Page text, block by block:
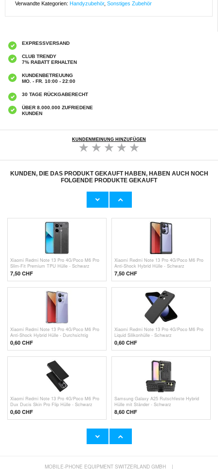
Verwandte Kategorien: Handyzubehör, Sonstiges Zubehör
EXPRESSVERSAND
CLUB TRENDY
7% RABATT ERHALTEN
KUNDENBETREUUNG
MO. - FR. 10:00 - 22:00
30 TAGE RÜCKGABERECHT
ÜBER 8.000.000 ZUFRIEDENE
KUNDEN
KUNDENMEINUNG HINZUFÜGEN
KUNDEN, DIE DAS PRODUKT GEKAUFT HABEN, HABEN AUCH NOCH
FOLGENDE PRODUKTE GEKAUFT
ZTTO Z-85M Motorrad Fahrrad Rückspiegel
NK-5001Pro 3-in-1 Inspektionskamera /
5m
Xiaomi Redmi Note 13 Pro 4G/Poco M6 Pro
Slim-Fit Premium TPU Hülle - Schwarz
7,50 CHF
Xiaomi Redmi Note 13 Pro 4G/Poco M6 Pro
Anti-Shock Hybrid Hülle - Schwarz
7,50 CHF
Xiaomi Redmi Note 13 Pro 4G/Poco M6 Pro
Anti-Shock Hybrid Hülle - Durchsichtig
0,60 CHF
Xiaomi Redmi Note 13 Pro 4G/Poco M6 Pro
Liquid Silikonhülle - Schwarz
0,60 CHF
Xiaomi Redmi Note 13 Pro 4G/Poco M6 Pro
Dux Ducis Skin Pro Flip Hülle - Schwarz
0,60 CHF
Samsung Galaxy A25 Rutschfeste Hybrid
Hülle mit Ständer - Schwarz
8,60 CHF
Xiaomi Redmi Note 13 4G Anti-Shock Hybrid
Sony Xperia 1 VI Anti-Fingerabdrücke Matte
MOBILE-PHONE EQUIPMENT SWITZERLAND GMBH
|